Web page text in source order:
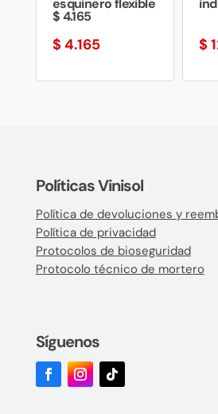
$ 4.165
$ 4.165 $
Políticas Vinisol
Política de devoluciones y
Política de privacidad
Protocolos de bioseguridad
Protocolo técnico de mortero
Síguenos